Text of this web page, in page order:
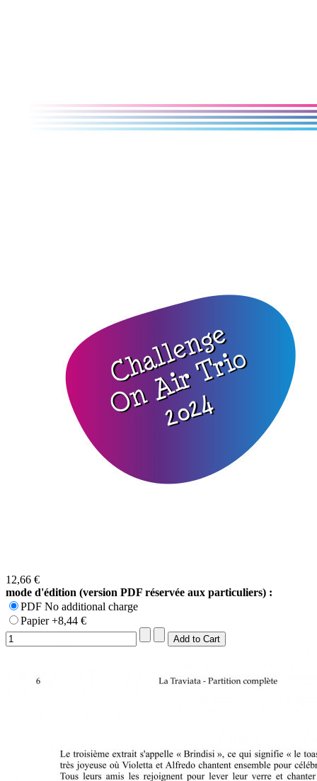
12,66 €
mode d'édition (version PDF réservée aux particuliers) :
PDF No additional charge
Papier +8,44 €